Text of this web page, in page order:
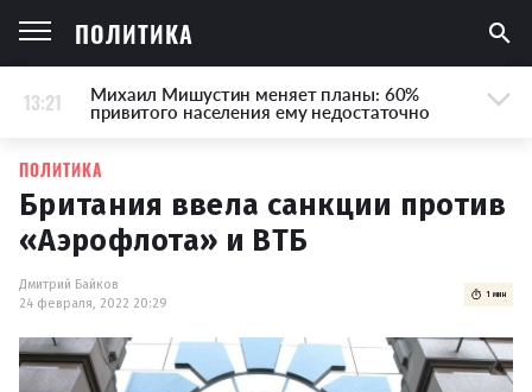
ПОЛИТИКА
13:21 Михаил Мишустин меняет планы: 60%
привитого населения ему недостаточно
ПОЛИТИКА
Британия ввела санкции против
«Аэрофлота» и ВТБ
Дмитрий Байков
24 февраля, 2022 20:29
1 мин